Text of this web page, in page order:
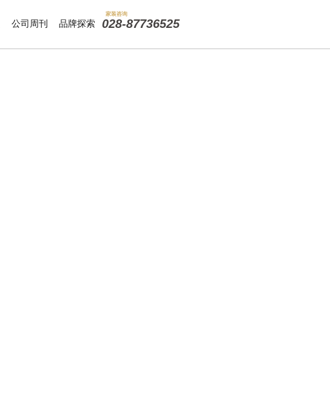
家装咨询
028-87736525
公司周刊 品牌探索